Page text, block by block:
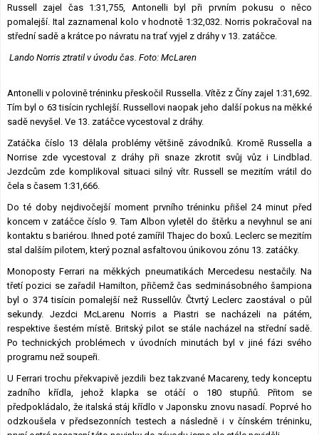
Russell zajel čas 1:31,755, Antonelli byl při prvním pokusu o něco
pomalejší. Ital zaznamenal kolo v hodnotě 1:32,032. Norris pokračoval na
střední sadě a krátce po návratu na trať vyjel z dráhy v 13. zatáčce.
Lando Norris ztratil v úvodu čas. Foto: McLaren
Antonelli v polovině tréninku přeskočil Russella. Vítěz z Číny zajel 1:31,692.
Tím byl o 63 tisícin rychlejší. Russellovi naopak jeho další pokus na měkké
sadě nevyšel. Ve 13. zatáčce vycestoval z dráhy.
Zatáčka číslo 13 dělala problémy většině závodníků. Kromě Russella a
Norrise zde vycestoval z dráhy při snaze zkrotit svůj vůz i Lindblad.
Jezdcům zde komplikoval situaci silný vítr. Russell se mezitím vrátil do
čela s časem 1:31,666.
Do té doby nejdivočejší moment prvního tréninku přišel 24 minut před
koncem v zatáčce číslo 9. Tam Albon vyletěl do štěrku a nevyhnul se ani
kontaktu s bariérou. Ihned poté zamířil Thajec do boxů. Leclerc se mezitím
stal dalším pilotem, který poznal asfaltovou únikovou zónu 13. zatáčky.
Monoposty Ferrari na měkkých pneumatikách Mercedesu nestačily. Na
třetí pozici se zařadil Hamilton, přičemž čas sedminásobného šampiona
byl o 374 tisícin pomalejší než Russellův. Čtvrtý Leclerc zaostával o půl
sekundy. Jezdci McLarenu Norris a Piastri se nacházeli na pátém,
respektive šestém místě. Britský pilot se stále nacházel na střední sadě.
Po technických problémech v úvodních minutách byl v jiné fázi svého
programu než soupeři.
U Ferrari trochu překvapivě jezdili bez takzvané Macareny, tedy konceptu
zadního křídla, jehož klapka se otáčí o 180 stupňů. Přitom se
předpokládalo, že italská stáj křídlo v Japonsku znovu nasadí. Poprvé ho
odzkoušela v předsezonních testech a následně i v čínském tréninku,